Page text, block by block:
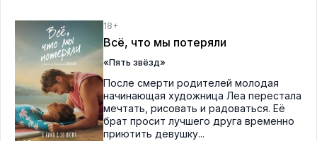
18+
Всё, что мы потеряли
«Пять звёзд»
После смерти родителей молодая
начинающая художница Леа перестала
мечтать, рисовать и радоваться. Её
брат просит лучшего друга временно
приютить девушку...